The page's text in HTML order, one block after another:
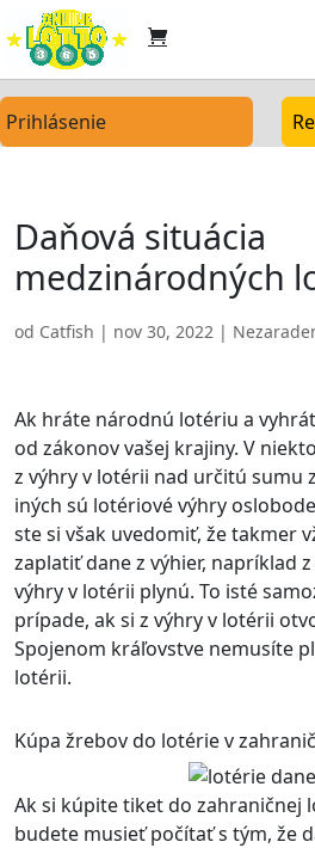
Prihlásenie
Daňová situácia
medzinárodných
od Catfish | nov 30, 2022 |
Ak hráte národnú lotériu a
od zákonov vašej krajiny. V
z výhry v lotérii nad určitú sumu
iných sú lotériové výhry
ste si však uvedomiť, že takmer
zaplatiť dane z výhier, napríklad
výhry v lotérii plynú. To isté
prípade, ak si z výhry v lotérii
Spojenom kráľovstve nemusíte
lotérii.
Kúpa žrebov do lotérie v
Ak si kúpite tiket do zahraničnej
budete musieť počítať s tým, že